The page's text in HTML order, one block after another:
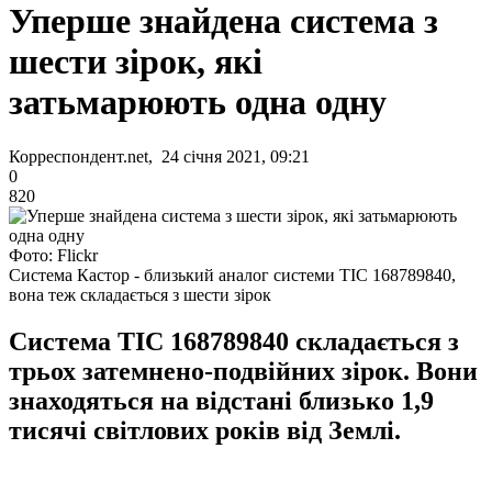
Уперше знайдена система з
шести зірок, які
затьмарюють одна одну
Корреспондент.net, 24 січня 2021, 09:21
0
820
Фото: Flickr
Система Кастор - близький аналог системи TIC 168789840,
вона теж складається з шести зірок
Система TIC 168789840 складається з
трьох затемнено-подвійних зірок. Вони
знаходяться на відстані близько 1,9
тисячі світлових років від Землі.